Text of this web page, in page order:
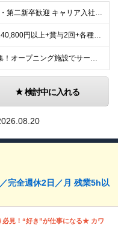
■学歴不問 ■未経験・第二新卒歓迎 キャリア入社のメンバーは元美容師、営業、教員などさまざま！ これまでの経験やあなたらしい視点を活かして よりよいサービスを生み出していきましょう！
【大卒以上】月給240,800円以上+賞与2回+各種手当 【短大・専門学校卒】月給204,400円以上+賞与2回+各種手当 【上記以外】月給187,000円以上+賞与2回+各種手当 ※経験、資格、能
★全国の施設で募集！オープニング施設でサービスを作っていきたい方は大歓迎！ ★希望しない転勤は原則なし 【積極採用エリア】 ■界 蔵王（26年10月開業予定） ※開業前に入社された場合、全国の星野リ
検討中に入れる
完全週休2日／月 残業5h以
見！“好き”が仕事になる★ カワ